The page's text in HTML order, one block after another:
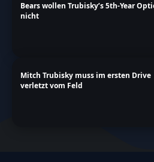
Bears wollen Trubisky’s 5th-Year
nicht
Mitch Trubisky muss im ersten Drive
verletzt vom Feld